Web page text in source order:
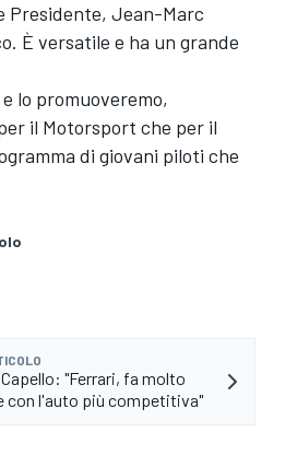
Presidente, Jean-Marc
È versatile e ha un grande
lo promuoveremo,
il Motorsport che per il
di giovani piloti che
"Ferrari, fa molto
con l'auto più competitiva"